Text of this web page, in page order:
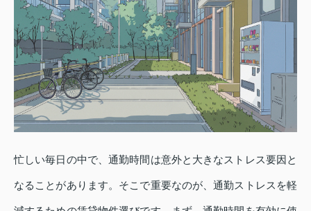
忙しい毎日の中で、通勤時間は意外と大きなストレス要因と
なることがあります。そこで重要なのが、通勤ストレスを軽